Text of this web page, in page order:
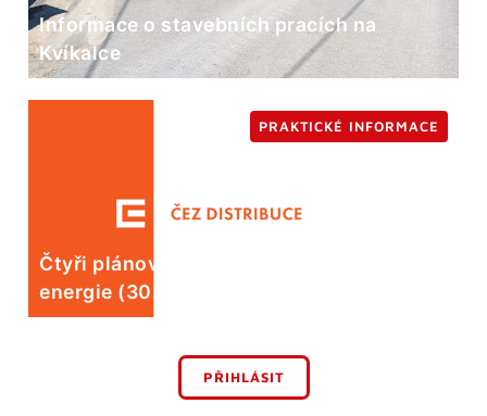
Informace o stavebních pracích na
Kvíkalce
Čtyři plánované odstávky elektrické
energie (30. 7.)
PRAKTICKÉ INFORMACE
PŘIHLÁSIT